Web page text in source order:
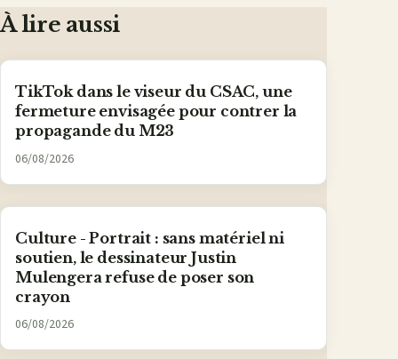
À lire aussi
TikTok dans le viseur du CSAC, une
fermeture envisagée pour contrer la
propagande du M23
06/08/2026
Culture - Portrait : sans matériel ni
soutien, le dessinateur Justin
Mulengera refuse de poser son
crayon
06/08/2026